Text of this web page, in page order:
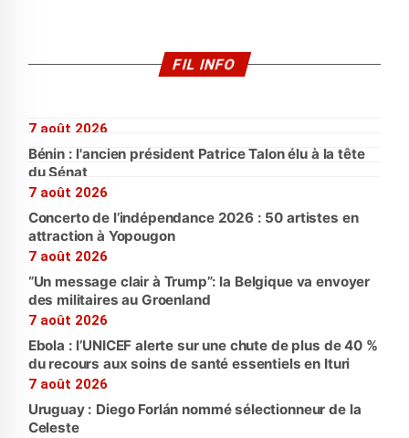
FIL INFO
7 août 2026
Bénin : l'ancien président Patrice Talon élu à la tête
du Sénat
7 août 2026
Concerto de l’indépendance 2026 : 50 artistes en
attraction à Yopougon
7 août 2026
“Un message clair à Trump”: la Belgique va envoyer
des militaires au Groenland
7 août 2026
Ebola : l’UNICEF alerte sur une chute de plus de 40 %
du recours aux soins de santé essentiels en Ituri
7 août 2026
Uruguay : Diego Forlán nommé sélectionneur de la
Celeste